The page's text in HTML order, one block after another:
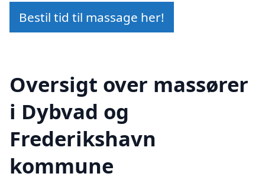
Bestil tid til massage her!
Oversigt over massører
i Dybvad og
Frederikshavn
kommune